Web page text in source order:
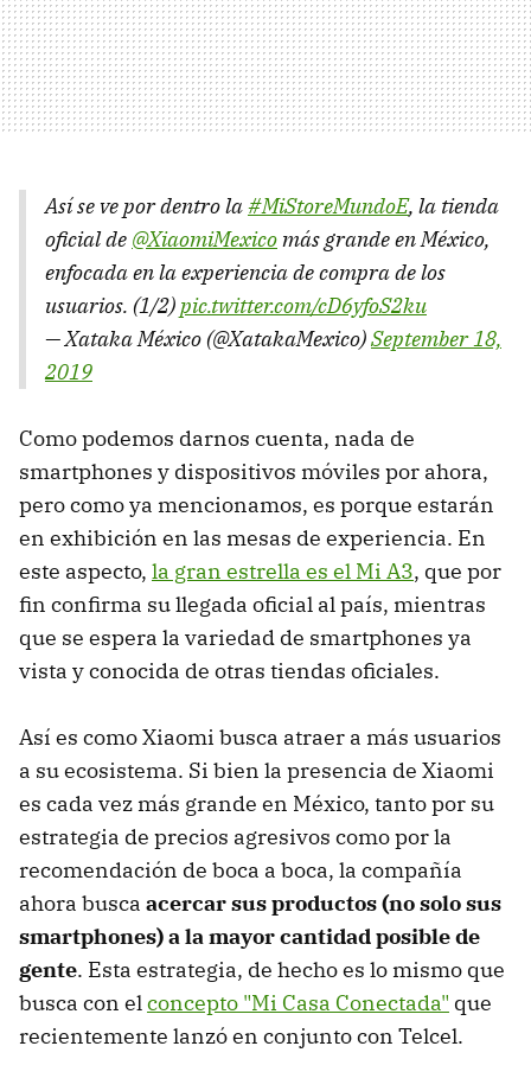
Así se ve por dentro la#MiStoreMundoE, la tienda
oficial de @XiaomiMexicomás grande en México,
enfocada en la experiencia de compra de los
usuarios. (1/2)pic.twitter.com/cD6yfoS2ku
— Xataka México (@XatakaMexico)September 18,
2019
Como podemos darnos cuenta, nada de
smartphones y dispositivos móviles por ahora,
pero como ya mencionamos, es porque estarán
en exhibición en las mesas de experiencia. En
este aspecto, la gran estrella es el Mi A3, que por
fin confirma su llegada oficial al país, mientras
que se espera la variedad de smartphones ya
vista y conocida de otras tiendas oficiales.
Así es como Xiaomi busca atraer a más usuarios
a su ecosistema. Si bien la presencia de Xiaomi
es cada vez más grande en México, tanto por su
estrategia de precios agresivos como por la
recomendación de boca a boca, la compañía
ahora busca acercar sus productos (no solo sus
smartphones) a la mayor cantidad posible de
gente. Esta estrategia, de hecho es lo mismo que
busca con elconcepto "Mi Casa Conectada" que
recientemente lanzó en conjunto con Telcel.